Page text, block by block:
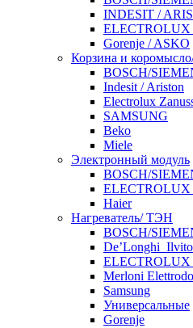
INDESIT /
ELECTROLUX
Gorenje / ASKO
Корзина и
BOSCH/
Indesit / Ariston
Electrolux
SAMSUNG
Beko
Miele
Электронный модуль
BOSCH/
ELECTROLUX
Haier
Нагреватель/ ТЭН
BOSCH/
De’Longhi_Ilvito
ELECTROLUX
Merloni
Samsung
Универсальные
Gorenje